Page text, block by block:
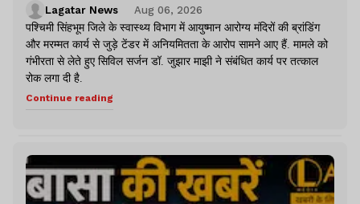
Lagatar News
Aug 06, 2026
पश्चिमी सिंहभूम जिले के स्वास्थ्य विभाग में आयुष्मान आरोग्य मंदिरों की ब्रांडिंग
और मरम्मत कार्य से जुड़े टेंडर में अनियमितता के आरोप सामने आए हैं. मामले को
गंभीरता से लेते हुए सिविल सर्जन डॉ. जुझार माझी ने संबंधित कार्य पर तत्काल
रोक लगा दी है.
Continue reading